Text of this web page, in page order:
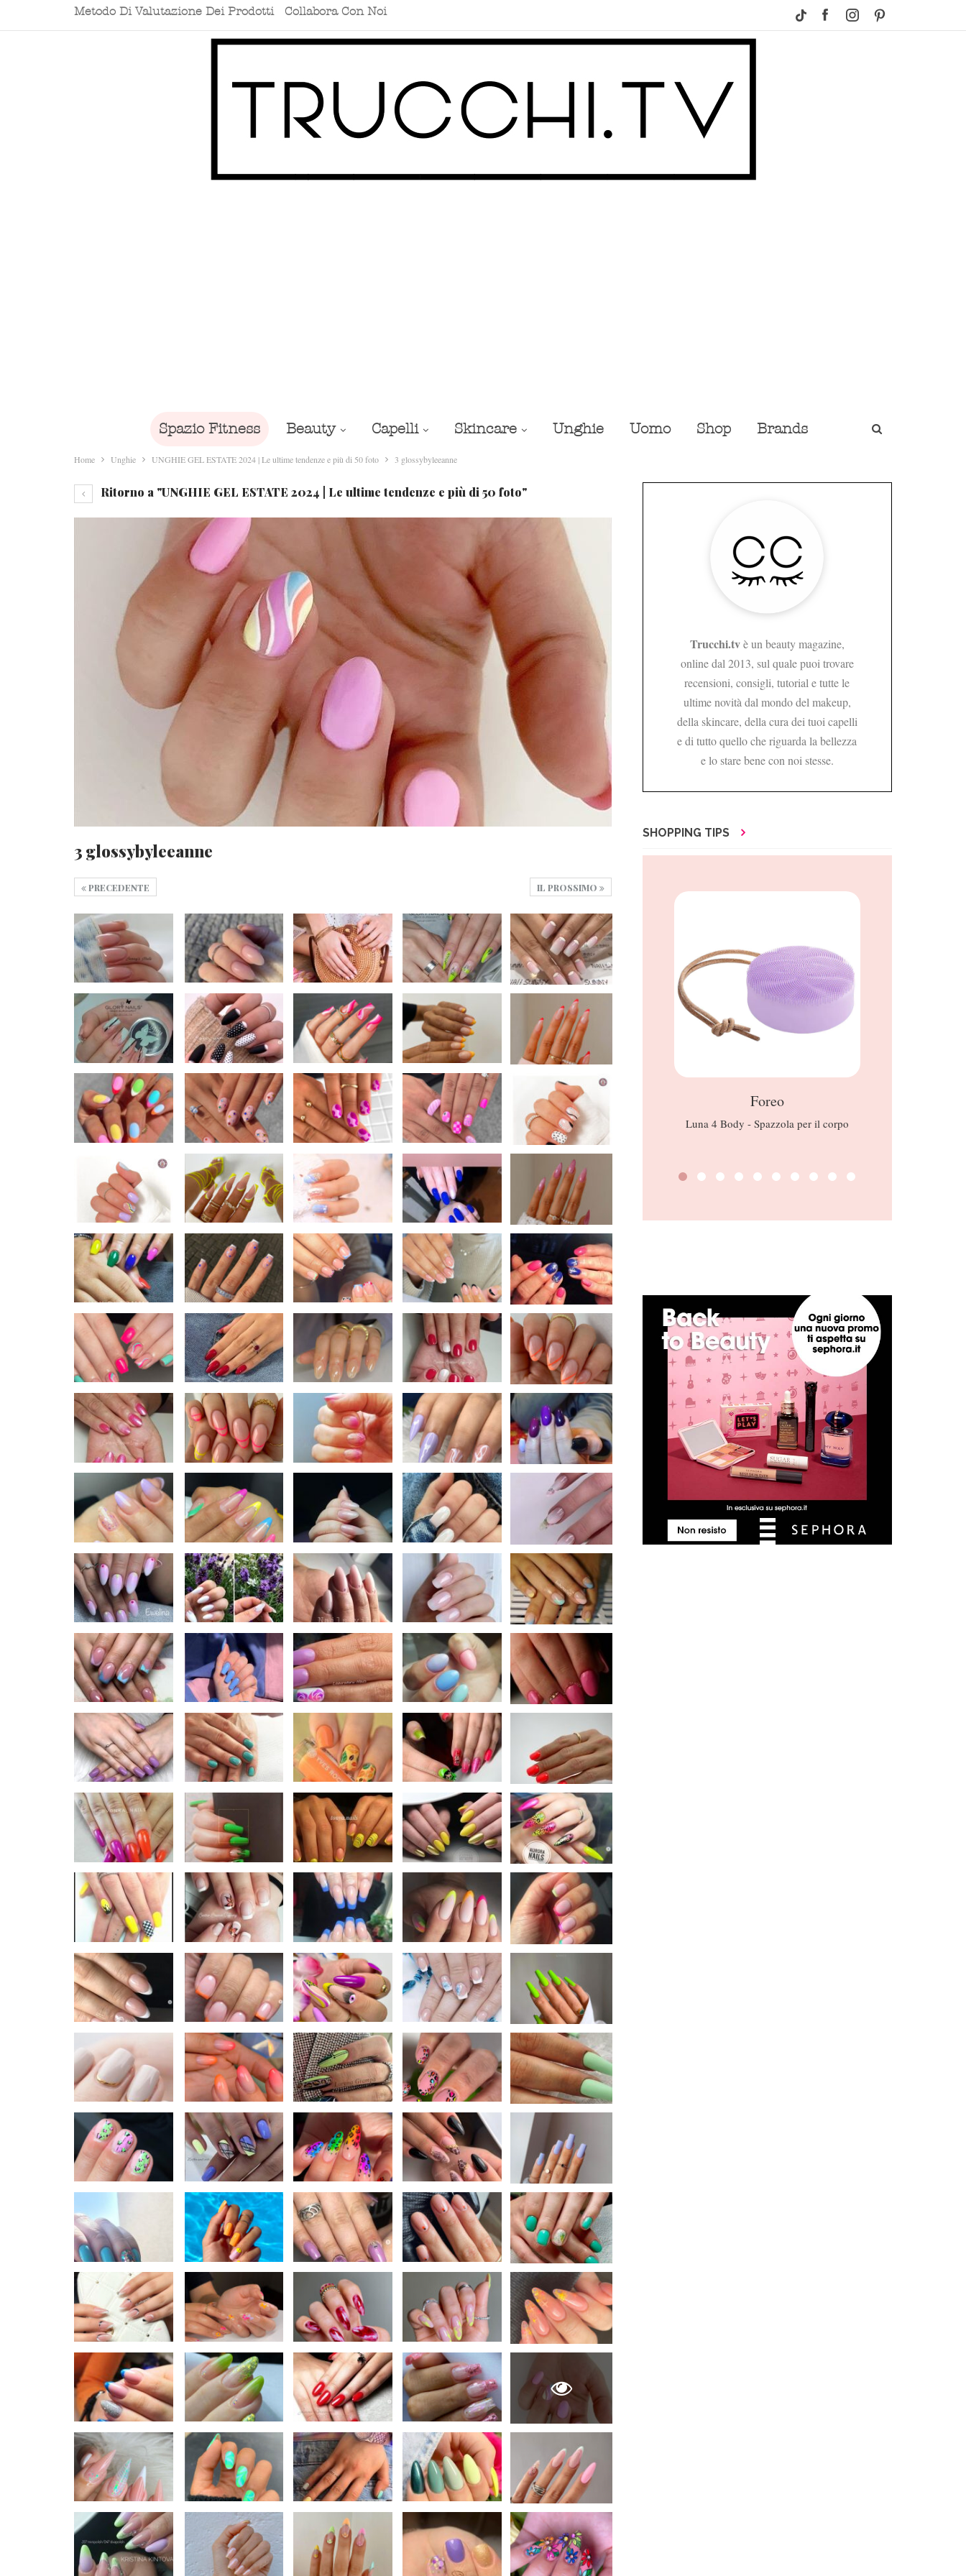
Metodo Di Valutazione Dei Prodotti Collabora Con Noi
Spazio Fitness Beauty Capelli Skincare Unghie Uomo Shop Brands
Home Unghie UNGHIE GEL ESTATE 2024 | Le ultime tendenze e più di 50 foto 3 glossybyleeanne
Ritorno a "UNGHIE GEL ESTATE 2024 | Le ultime tendenze e più di 50 foto"
3 glossybyleeanne
IL PROSSIMO
PRECEDENTE
Trucchi.tvè un beauty magazine,
online dal 2013, sul quale puoi trovare
recensioni, consigli, tutorial e tutte le
ultime novità dal mondo del makeup,
della skincare, della cura dei tuoi capelli
e di tutto quello che riguarda la bellezza
e lo stare bene con noi stesse.
SHOPPING TIPS
Foreo
Luna 4 Body - Spazzola per il corpo